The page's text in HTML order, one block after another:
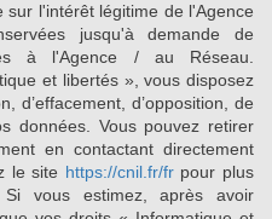
l'intérêt légitime de l'Agence
jusqu'à demande de
à l'Agence / au Réseau.
et libertés », vous disposez
d’effacement, d’opposition, de
données. Vous pouvez retirer
en contactant directement
le site https://cnil.fr/frpour plus
Si vous estimez, après avoir